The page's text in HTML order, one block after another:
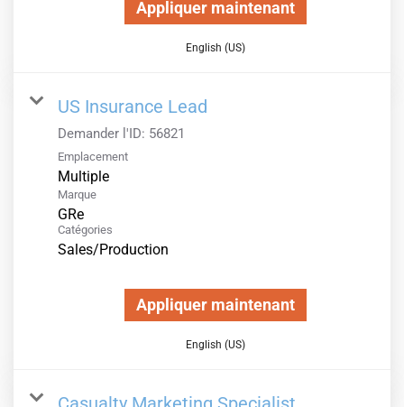
Appliquer maintenant
English (US)
US Insurance Lead
Demander l'ID: 56821
Emplacement
Multiple
Marque
GRe
Catégories
Sales/Production
Appliquer maintenant
English (US)